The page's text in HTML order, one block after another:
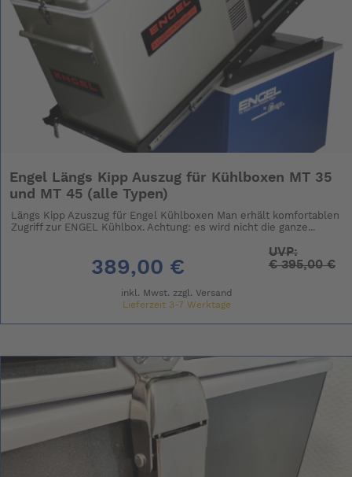
Engel Längs Kipp Auszug für Kühlboxen MT 35
und MT 45 (alle Typen)
Längs Kipp Azuszug für Engel Kühlboxen Man erhält komfortablen
Zugriff zur ENGEL Kühlbox. Achtung: es wird nicht die ganze...
389,00 €
UVP:
€395,00 €
inkl. Mwst. zzgl. Versand
Lieferzeit 3-7 Werktage